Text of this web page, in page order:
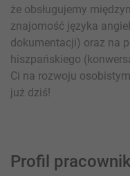
że obsługujemy
znajomość języka
dokumentacji) oraz na
hiszpańskiego
Ci na rozwoju
już dziś!
Profil